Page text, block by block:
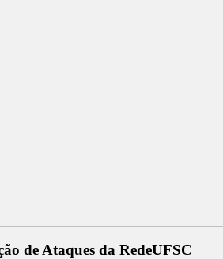
de Ataques da RedeUFSC